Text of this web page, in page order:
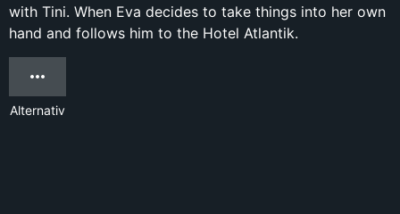
with Tini. When Eva decides to take things into her own
hand and follows him to the Hotel Atlantik.
Alternativ